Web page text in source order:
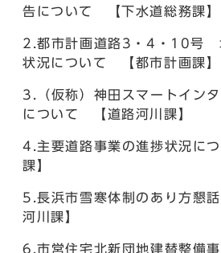
告について 【下水道総務課】
2.都市計画道路3・4・10号
状況について 【都市計画課】
3.（仮称）神田スマートイン
について 【道路河川課】
4.主要道路事業の進捗状況に
課】
5.長浜市雪寒体制のあり方懇
河川課】
6.市営住宅北新団地建替整備